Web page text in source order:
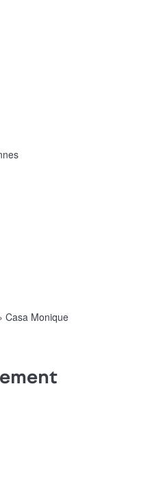
› Casa Monique